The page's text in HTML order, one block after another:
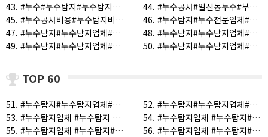
43. #누수#누수탐지#누수탐지업체#화장실누수#거실누수#주방누수 (1)
44. #누수공사#일신동누수#부개동누수#누수탐지#누수전문 (1)
45. #누수공사비용#누수탐지비용#누수탐지#누수탐지업체 (1)
46. #누수탐지#누수전문업체#누수탐지업체#누수공사#부평구누수#계양구누수#남구누수#부개동누수#부펑누수 (1)
47. #누수탐지#누수탐지업체#누수전문업체#고강동누수#부천누수#도당동누수#여월동누수#원종종누수#오정동누수 (1)
48. #누수탐지#누수탐지업체#누수전문업체#누수공사#거실누수 (1)
49. #누수탐지#누수탐지업체#누수전문업체#누수공사#누수#원종동누수#고강동누수#역곡동누수#소사동누수#도당동누수#심곡동누수 (1)
50. #누수탐지#누수탐지업체#누수전문업체#누수탐지전문업체#서울누수탐지업체#인천누수탐지업체#부천누수탐지업체 (1)
TOP 60
51. #누수탐지#누수탐지업체#누수전문업체#부천누수탐지업체#인천누수탐지업체#누수탐지전문업체#화장실누수# (1)
52. #누수탐지#누수탐지업체#인천누수#서울누수#부천누수#시흥누수#광명누수#안산누수 (1)
53. #누수탐지업체 #누수탐지 #천장누수 #거실천장누수 (1)
54. #누수탐지업체 #누수탐지#누수#누수공사#주택누수 (1)
55. #누수탐지업체 #누수탐지#누수공사 #누수 (1)
56. #누수탐지업체 #누수탐지#누수전문#누수공사#누수#화장실누수 (1)